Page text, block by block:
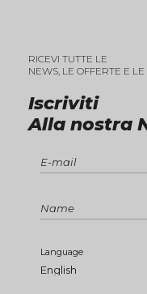
Iscriviti
Alla nostra
RICEVI TUTTE LE
NEWS, LE OFFERTE E
Language